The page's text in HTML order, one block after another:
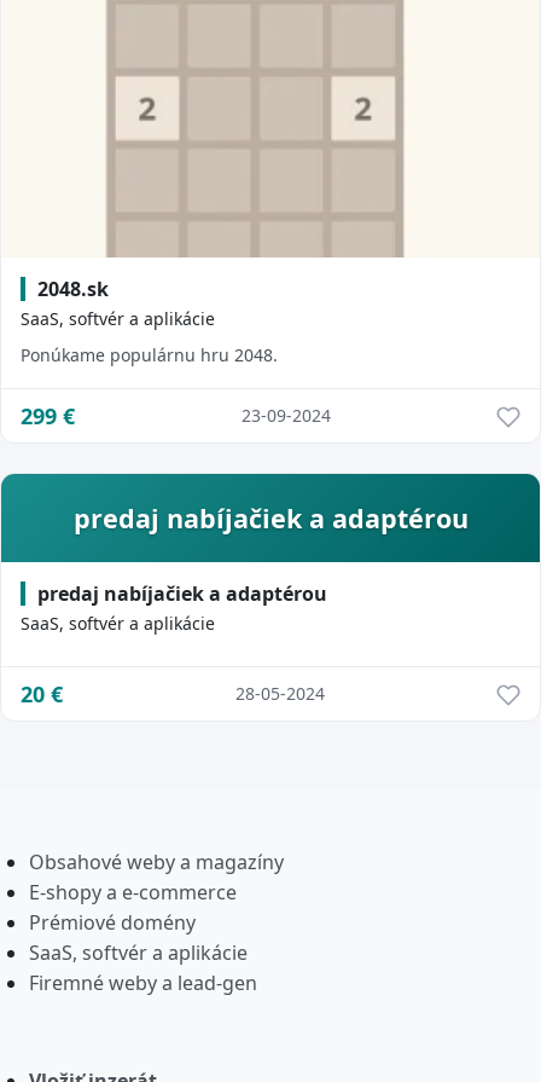
2048.sk
SaaS, softvér a aplikácie
Ponúkame populárnu hru 2048.
299 € 23-09-2024
predaj nabíjačiek a adaptérou
predaj nabíjačiek a adaptérou
SaaS, softvér a aplikácie
20 € 28-05-2024
Obsahové weby a magazíny
E-shopy a e-commerce
Prémiové domény
SaaS, softvér a aplikácie
Firemné weby a lead-gen